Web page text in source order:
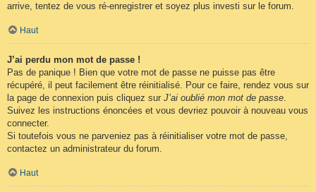
arrive, tentez de vous ré-enregistrer et soyez plus investi sur le forum.
Haut
J’ai perdu mon mot de passe !
Pas de panique ! Bien que votre mot de passe ne puisse pas être
récupéré, il peut facilement être réinitialisé. Pour ce faire, rendez vous sur
la page de connexion puis cliquez sur J’ai oublié mon mot de passe.
Suivez les instructions énoncées et vous devriez pouvoir à nouveau vous
connecter.
Si toutefois vous ne parveniez pas à réinitialiser votre mot de passe,
contactez un administrateur du forum.
Haut